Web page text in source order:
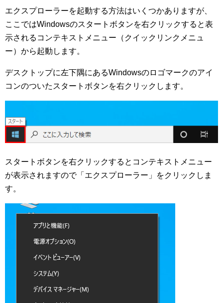
エクスプローラーを起動する方法はいくつかありますが、
ここではWindowsのスタートボタンを右クリックすると表
示されるコンテキストメニュー（クイックリンクメニュ
ー）から起動します。
デスクトップに左下隅にあるWindowsのロゴマークのアイ
コンのついたスタートボタンを右クリックします。
スタートボタンを右クリックするとコンテキストメニュー
が表示されますので「エクスプローラー」をクリックしま
す。